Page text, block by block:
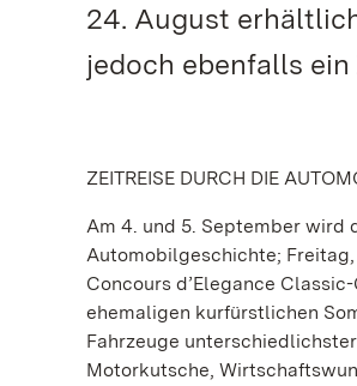
24. August
jedoch ebenfalls
ZEITREISE DURCH DIE
Am 4. und 5. September wird
Automobilgeschichte;
Concours d’Elegance
ehemaligen kurfürstlichen
Fahrzeuge
Motorkutsche,